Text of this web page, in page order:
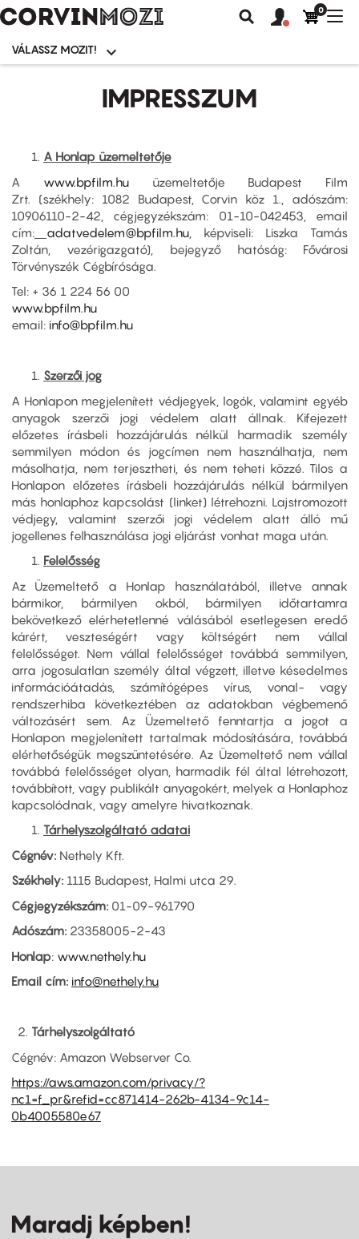
Moziválasztó
menü
VÁLASSZ MOZIT!
Keresés
Felhasználói
fiók
0
IMPRESSZUM
A Honlap üzemeltetője
A www.bpfilm.huüzemeltetője Budapest Film
Zrt.
(székhely: 1082 Budapest, Corvin köz 1., adószám:
10906110-2-42, cégjegyzékszám: 01-10-042453, email
cím:
adatvedelem@bpfilm.hu , képviseli: Liszka Tamás
Zoltán, vezérigazgató), bejegyző hatóság: Fővárosi
Törvényszék Cégbírósága.
Tel: + 36 1 224 56 00
www.bpfilm.hu
email: info@bpfilm.hu
Szerzői jog
A Honlapon megjelenített védjegyek, logók, valamint egyéb
anyagok szerzői jogi védelem alatt állnak. Kifejezett
előzetes írásbeli hozzájárulás nélkül harmadik személy
semmilyen módon és jogcímen nem használhatja, nem
másolhatja, nem terjesztheti, és nem teheti közzé. Tilos a
Honlapon előzetes írásbeli hozzájárulás nélkül bármilyen
más honlaphoz kapcsolást (linket) létrehozni. Lajstromozott
védjegy, valamint szerzői jogi védelem alatt álló mű
jogellenes felhasználása jogi eljárást vonhat maga után.
Felelősség
Az Üzemeltető a Honlap használatából, illetve annak
bármikor, bármilyen okból, bármilyen időtartamra
bekövetkező elérhetetlenné válásából esetlegesen eredő
kárért, veszteségért vagy költségért nem vállal
felelősséget. Nem vállal felelősséget továbbá semmilyen,
arra jogosulatlan személy által végzett, illetve késedelmes
információátadás, számítógépes vírus, vonal- vagy
rendszerhiba következtében az adatokban végbemenő
változásért sem. Az Üzemeltető fenntartja a jogot a
Honlapon megjelenített tartalmak módosítására, továbbá
elérhetőségük megszüntetésére. Az Üzemeltető nem vállal
továbbá felelősséget olyan, harmadik fél által létrehozott,
továbbított, vagy publikált anyagokért, melyek a Honlaphoz
kapcsolódnak, vagy amelyre hivatkoznak.
Tárhelyszolgáltató adatai
Cégnév: Nethely Kft.
Székhely: 1115 Budapest, Halmi utca 29.
Cégjegyzékszám: 01-09-961790
Adószám: 23358005-2-43
Honlap: www.nethely.hu
Email cím: info@nethely.hu
2. Tárhelyszolgáltató
Cégnév: Amazon Webserver Co.
https://aws.amazon.com/privacy/?
nc1=f_pr&refid=cc871414-262b-4134-9c14-
0b4005580e67
Maradj képben!